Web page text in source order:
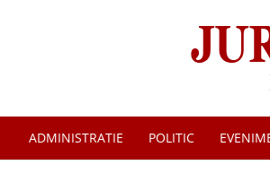
ADMINISTRATIE POLITIC